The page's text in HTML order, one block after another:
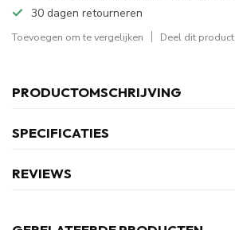
30 dagen retourneren
Toevoegen om te vergelijken Deel dit product
PRODUCTOMSCHRIJVING
SPECIFICATIES
REVIEWS